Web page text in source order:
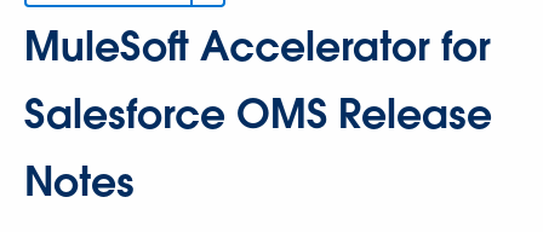
MuleSoft Accelerator for
Salesforce OMS Release
Notes